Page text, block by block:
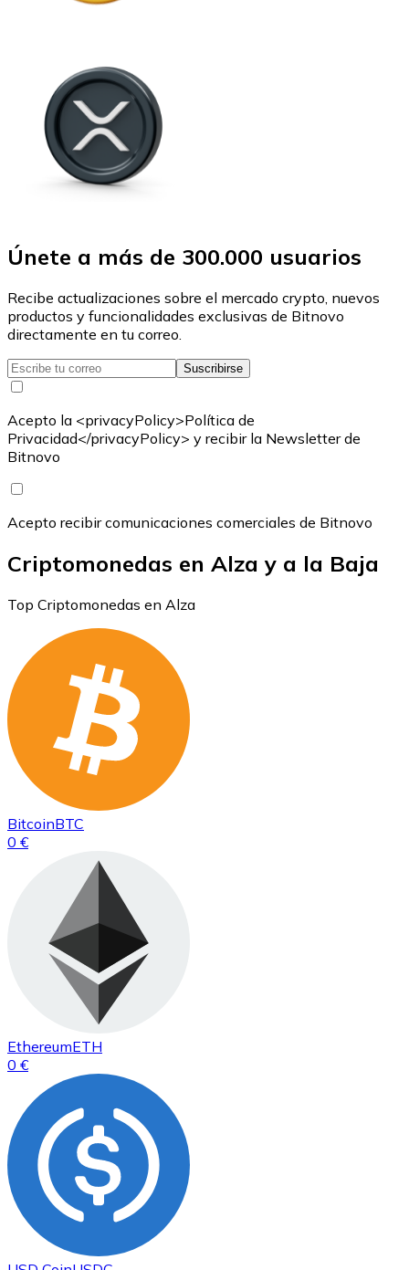
Únete a más de 300.000 usuarios
Recibe actualizaciones sobre el mercado crypto, nuevos
productos y funcionalidades exclusivas de Bitnovo
directamente en tu correo.
Suscribirse
Acepto la <privacyPolicy>Política de
Privacidad</privacyPolicy> y recibir la Newsletter de
Bitnovo
Acepto recibir comunicaciones comerciales de Bitnovo
Criptomonedas en Alza y a la Baja
Top Criptomonedas en Alza
BitcoinBTC
0 €
EthereumETH
0 €